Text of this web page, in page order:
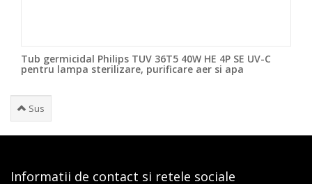
Tub germicidal Philips TUV 36T5 40W HE 4P SE UV-C
pentru lampa sterilizare, purificare aer si apa
Sus
Informatii de contact si retele sociale